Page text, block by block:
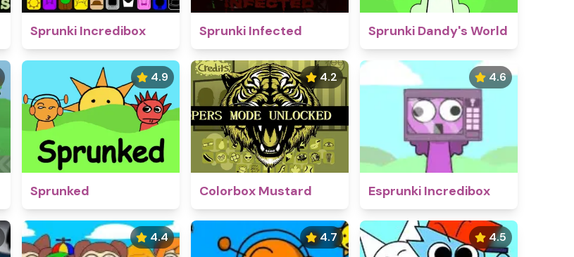
Sprunki Incredibox Sprunki Infected Sprunki Dandy's World
4.9
Sprunked
4.2
Colorbox Mustard
4.6
Esprunki Incredibox
4.4 4.7 4.5